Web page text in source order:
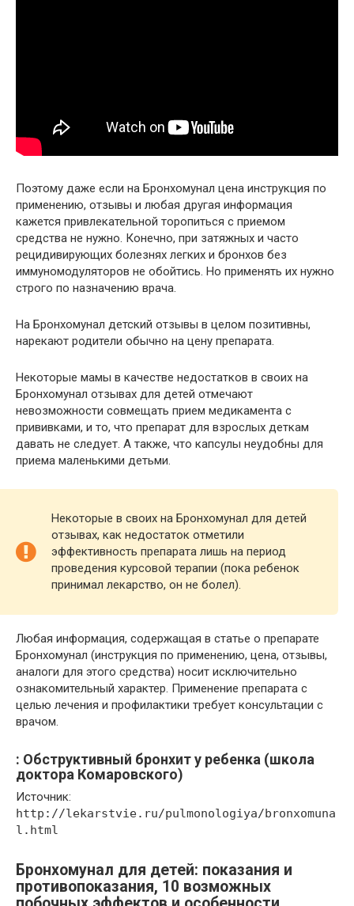
Поэтому даже если на Бронхомунал цена инструкция по
применению, отзывы и любая другая информация
кажется привлекательной торопиться с приемом
средства не нужно. Конечно, при затяжных и часто
рецидивирующих болезнях легких и бронхов без
иммуномодуляторов не обойтись. Но применять их нужно
строго по назначению врача.
На Бронхомунал детский отзывы в целом позитивны,
нарекают родители обычно на цену препарата.
Некоторые мамы в качестве недостатков в своих на
Бронхомунал отзывах для детей отмечают
невозможности совмещать прием медикамента с
прививками, и то, что препарат для взрослых деткам
давать не следует. А также, что капсулы неудобны для
приема маленькими детьми.
Некоторые в своих на Бронхомунал для детей
отзывах, как недостаток отметили
эффективность препарата лишь на период
проведения курсовой терапии (пока ребенок
принимал лекарство, он не болел).
Любая информация, содержащая в статье о препарате
Бронхомунал (инструкция по применению, цена, отзывы,
аналоги для этого средства) носит исключительно
ознакомительный характер. Применение препарата с
целью лечения и профилактики требует консультации с
врачом.
: Обструктивный бронхит у ребенка (школа
доктора Комаровского)
Источник:
http://lekarstvie.ru/pulmonologiya/bronxomuna
l.html
Бронхомунал для детей: показания и
противопоказания, 10 возможных